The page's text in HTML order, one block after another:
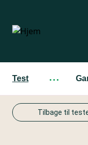
hovedindhold
Test ···
Tilbage til